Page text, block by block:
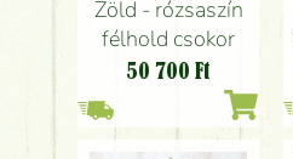
Zöld - rózsaszín
félhold csokor
50 700 Ft